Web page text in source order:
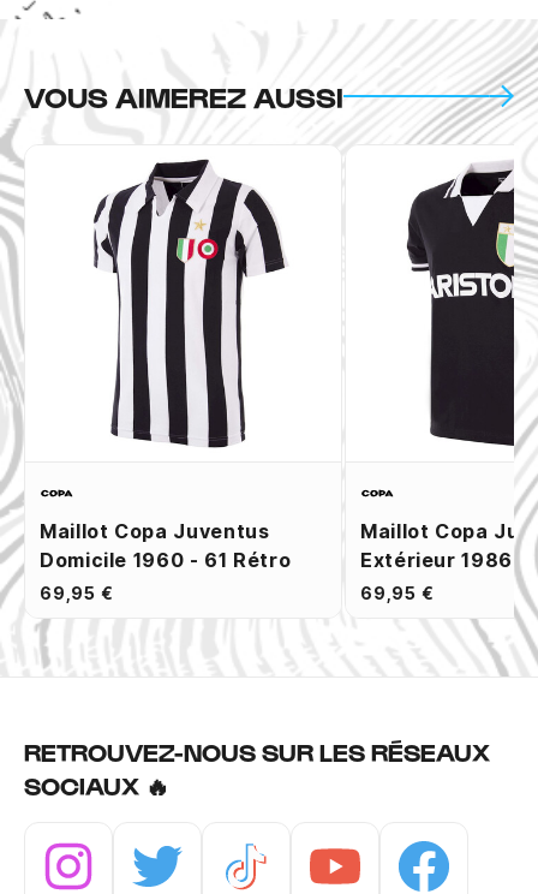
VOUS AIMEREZ AUSSI
Maillot Copa Juventus
Domicile 1960 - 61 Rétro
69,95 €
Maillot Copa
Extérieur 1986 -
69,95 €
RETROUVEZ-NOUS SUR LES RÉSEAUX
SOCIAUX 🔥